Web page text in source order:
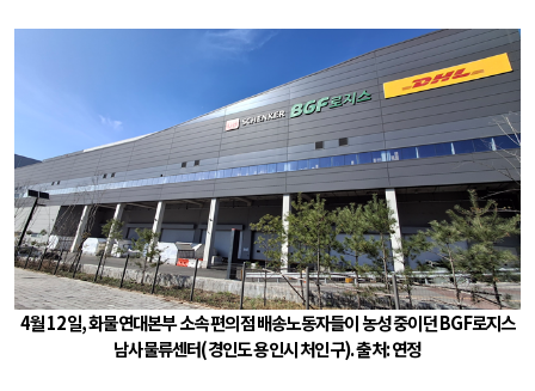
4월12일,화물연대본부 소속 편의점 배송노동자들이 농성 중이던BGF로지스
남사물류센터(경인도 용인시 처인구). 출처: 연정